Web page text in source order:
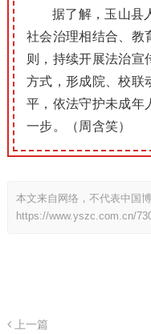
据了解，玉山县
社会治理相结合、教
则，持续开展法治宣
方式，形成院、校联
平，依法守护未成年
一步。（周含笑）
本文来自网络，不代表中国
https://www.yszc.com.cn/
上一篇